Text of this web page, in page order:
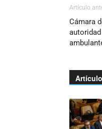
Artículo
Cámara